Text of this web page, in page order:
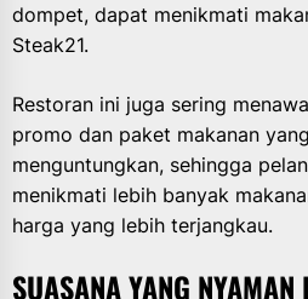
dompet, dapat menikmati
Steak21.
Restoran ini juga sering
promo dan paket makanan yang
menguntungkan, sehingga
menikmati lebih banyak
harga yang lebih terjangkau.
SUASANA YANG NYAMAN